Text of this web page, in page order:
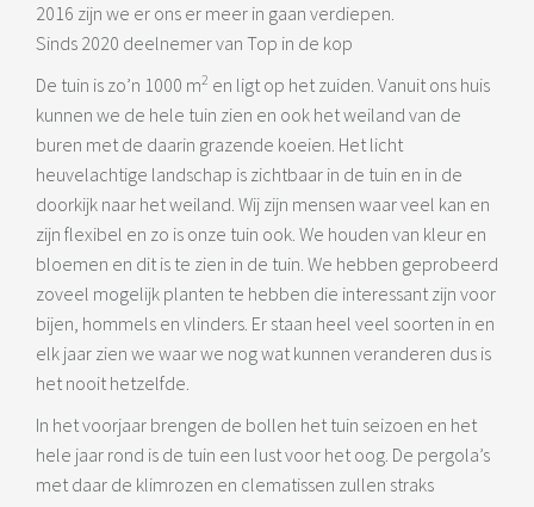
2016 zijn we er ons er meer in gaan verdiepen.
Sinds 2020 deelnemer van Top in de kop
De tuin is zo’n 1000 m2 en ligt op het zuiden. Vanuit ons huis
kunnen we de hele tuin zien en ook het weiland van de
buren met de daarin grazende koeien. Het licht
heuvelachtige landschap is zichtbaar in de tuin en in de
doorkijk naar het weiland. Wij zijn mensen waar veel kan en
zijn flexibel en zo is onze tuin ook. We houden van kleur en
bloemen en dit is te zien in de tuin. We hebben geprobeerd
zoveel mogelijk planten te hebben die interessant zijn voor
bijen, hommels en vlinders. Er staan heel veel soorten in en
elk jaar zien we waar we nog wat kunnen veranderen dus is
het nooit hetzelfde.
In het voorjaar brengen de bollen het tuin seizoen en het
hele jaar rond is de tuin een lust voor het oog. De pergola’s
met daar de klimrozen en clematissen zullen straks